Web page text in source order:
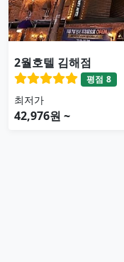
2월호텔 김해점
평점 8
최저가
42,976원 ~